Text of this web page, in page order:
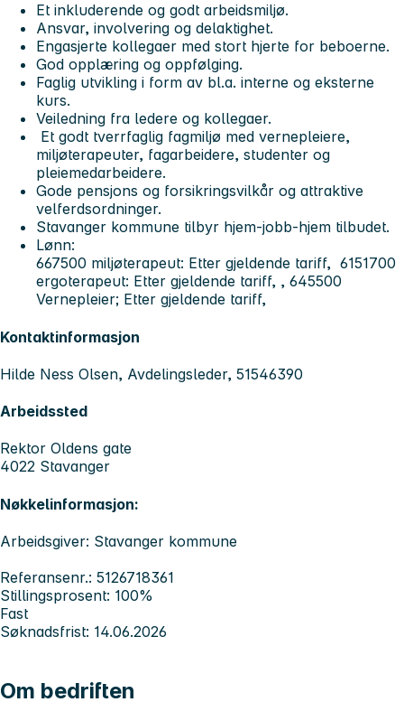
Et inkluderende og godt arbeidsmiljø.
Ansvar, involvering og delaktighet.
Engasjerte kollegaer med stort hjerte for beboerne.
God opplæring og oppfølging.
Faglig utvikling i form av bl.a. interne og eksterne
kurs.
Veiledning fra ledere og kollegaer.
Et godt tverrfaglig fagmiljø med vernepleiere,
miljøterapeuter, fagarbeidere, studenter og
pleiemedarbeidere.
Gode pensjons og forsikringsvilkår og attraktive
velferdsordninger.
Stavanger kommune tilbyr hjem-jobb-hjem tilbudet.
Lønn:
667500 miljøterapeut: Etter gjeldende tariff, 6151700
ergoterapeut: Etter gjeldende tariff, , 645500
Vernepleier; Etter gjeldende tariff,
Kontaktinformasjon
Hilde Ness Olsen, Avdelingsleder, 51546390
Arbeidssted
Rektor Oldens gate
4022 Stavanger
Nøkkelinformasjon:
Arbeidsgiver: Stavanger kommune
Referansenr.: 5126718361
Stillingsprosent: 100%
Fast
Søknadsfrist: 14.06.2026
Om bedriften